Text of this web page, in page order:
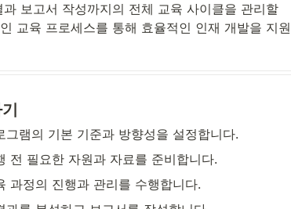
보고서 작성까지의 전체 교육 사이클을 관리할
교육 프로세스를 통해 효율적인 인재 개발을 지원
그램의 기본 기준과 방향성을 설정합니다.
전 필요한 자원과 자료를 준비합니다.
과정의 진행과 관리를 수행합니다.